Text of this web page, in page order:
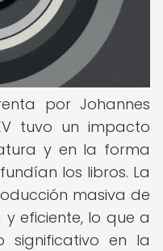
por Johannes
tuvo un impacto
y en la forma
los libros. La
masiva de
eficiente, lo que a
significativo en la